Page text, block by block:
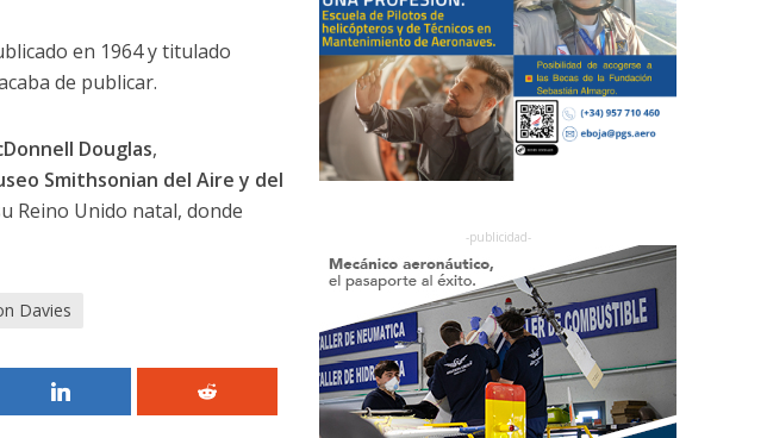
en 1964 y titulado
de publicar.
Douglas,
Smithsonian del Aire y del
Reino Unido natal, donde
Davies